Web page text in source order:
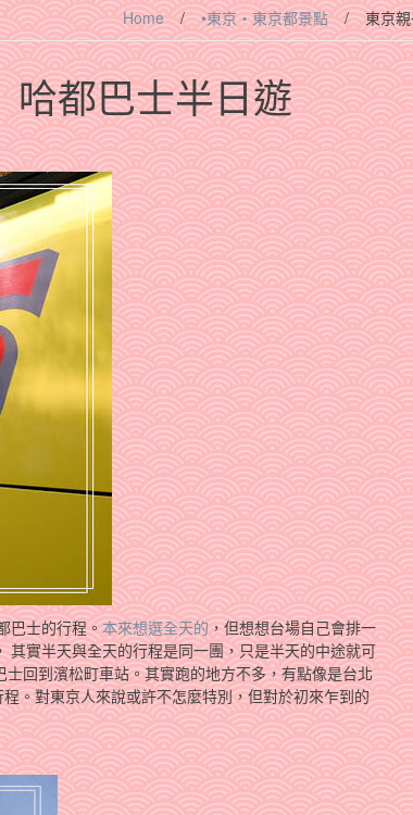
Home / •東京‧東京都景點 / 東京
哈都巴士半日遊
巴士的行程。本來想選全天的，但想想台場自己會排一
其實半天與全天的行程是同一團，只是半天的中途就可
回到濱松町車站。其實跑的地方不多，有點像是台北
。對東京人來說或許不怎麼特別，但對於初來乍到的